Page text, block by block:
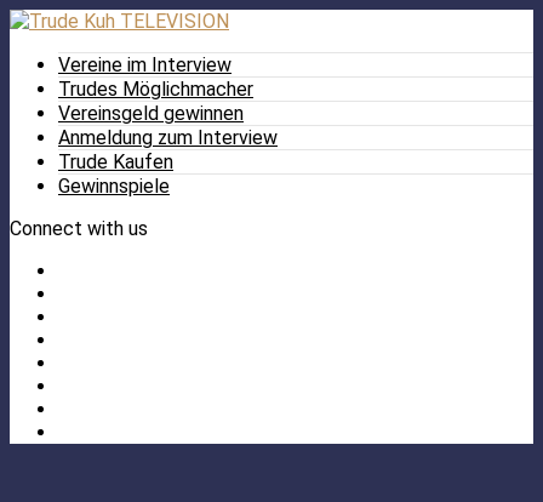
Vereine im Interview
Trudes Möglichmacher
Vereinsgeld gewinnen
Anmeldung zum Interview
Trude Kaufen
Gewinnspiele
Connect with us